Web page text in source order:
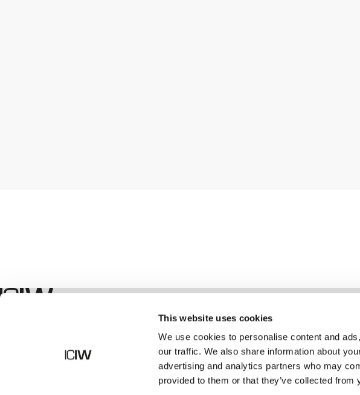
This website uses cookies
We use cookies to personalise content and
our traffic. We also share information about
advertising and analytics partners who may
provided to them or that they’ve collected